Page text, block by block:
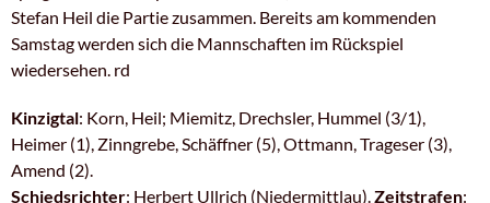
Stefan Heil die Partie zusammen. Bereits am kommenden
Samstag werden sich die Mannschaften im Rückspiel
wiedersehen. rd
Kinzigtal: Korn, Heil; Miemitz, Drechsler, Hummel (3/1),
Heimer (1), Zinngrebe, Schäffner (5), Ottmann, Trageser (3),
Amend (2).
Schiedsrichter: Herbert Ullrich (Niedermittlau). Zeitstrafen: